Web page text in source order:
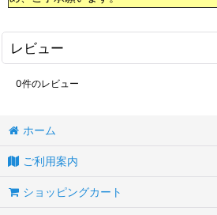
レビュー
0件のレビュー
ホーム
ご利用案内
ショッピングカート